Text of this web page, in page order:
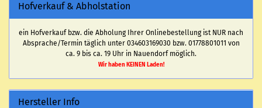
Hofverkauf & Abholstation
ein Hofverkauf bzw. die Abholung Ihrer Onlinebestellung ist NUR nach
Absprache/Termin täglich unter 034603169030 bzw. 01778801011 von
ca. 9 bis ca. 19 Uhr in Nauendorf möglich.
Wir haben KEINEN Laden!
Hersteller Info